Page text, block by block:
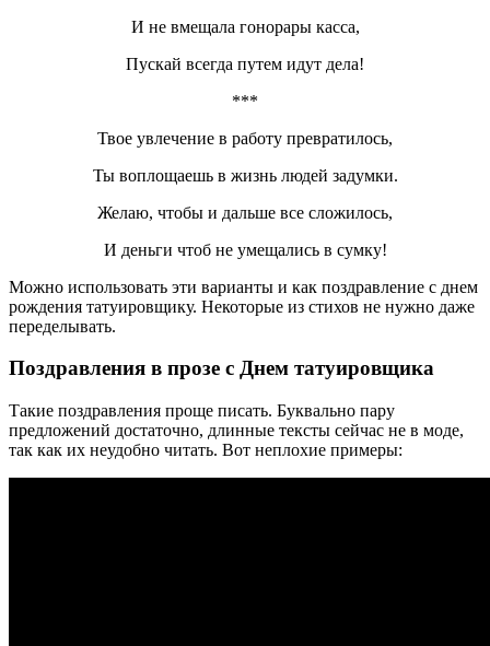
И не вмещала гонорары касса,
Пускай всегда путем идут дела!
***
Твое увлечение в работу превратилось,
Ты воплощаешь в жизнь людей задумки.
Желаю, чтобы и дальше все сложилось,
И деньги чтоб не умещались в сумку!
Можно использовать эти варианты и как поздравление с днем
рождения татуировщику. Некоторые из стихов не нужно даже
переделывать.
Поздравления в прозе с Днем татуировщика
Такие поздравления проще писать. Буквально пару
предложений достаточно, длинные тексты сейчас не в моде,
так как их неудобно читать. Вот неплохие примеры: